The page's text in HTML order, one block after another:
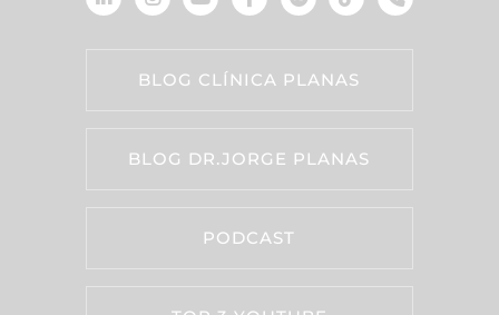
BLOG CLÍNICA PLANAS
BLOG DR.JORGE PLANAS
PODCAST